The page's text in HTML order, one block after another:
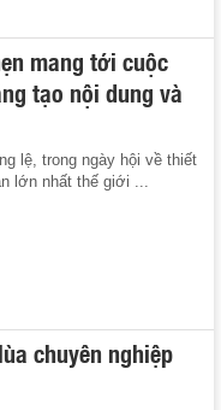
mang tới cuộc
tạo nội dung và
lệ, trong ngày hội về thiết
lớn nhất thế giới ...
chuyên nghiệp